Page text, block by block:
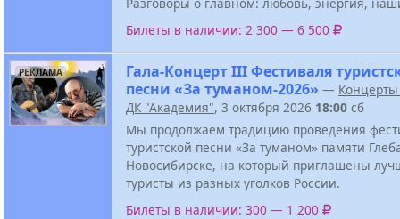
Билеты в наличии: 2 300 — 6 500
РЕКЛАМА
Гала-Концерт III Фестиваля
песни «За туманом-2026» —
ДК "Академия", 3 октября 2026 18:00 сб
Мы продолжаем традицию проведения
туристской песни «За туманом» памяти
Новосибирске, на который приглашены
туристы из разных уголков России.
Билеты в наличии: 300 — 1 200